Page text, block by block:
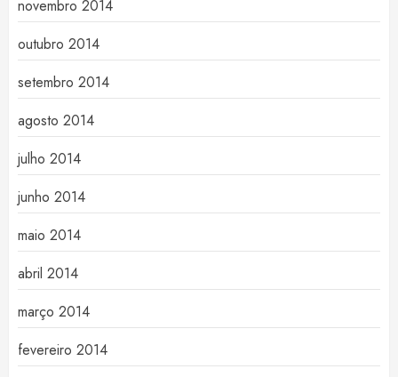
novembro 2014
outubro 2014
setembro 2014
agosto 2014
julho 2014
junho 2014
maio 2014
abril 2014
março 2014
fevereiro 2014